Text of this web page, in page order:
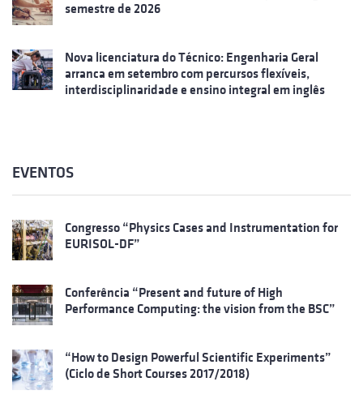
semestre de 2026
Nova licenciatura do Técnico: Engenharia Geral
arranca em setembro com percursos flexíveis,
interdisciplinaridade e ensino integral em inglês
EVENTOS
Congresso “Physics Cases and Instrumentation for
EURISOL-DF”
Conferência “Present and future of High
Performance Computing: the vision from the BSC”
“How to Design Powerful Scientific Experiments”
(Ciclo de Short Courses 2017/2018)